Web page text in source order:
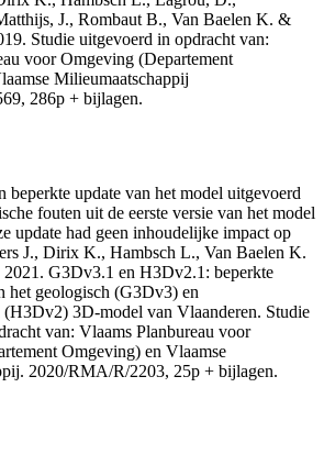
J., Rombaut B., Van Baelen K. &
Studie uitgevoerd in opdracht van:
voor Omgeving (Departement
Milieumaatschappij
286p + bijlagen.
beperkte update van het model uitgevoerd
fouten uit de eerste versie van het model
update had geen inhoudelijke impact op
J., Dirix K., Hambsch L., Van Baelen K.
G3Dv3.1 en H3Dv2.1: beperkte
het geologisch (G3Dv3) en
3D-model van Vlaanderen. Studie
van: Vlaams Planbureau voor
Omgeving) en Vlaamse
2020/RMA/R/2203, 25p + bijlagen.